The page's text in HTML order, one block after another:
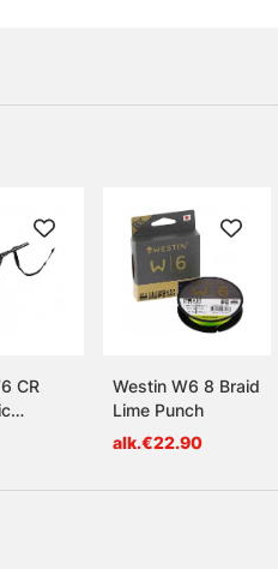
CR
3m S
Westin W6 8 Braid
Lime Punch
alk.€22.90